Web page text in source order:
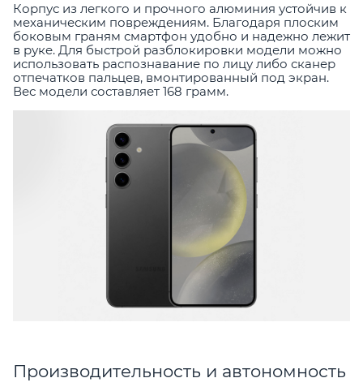
Корпус из легкого и прочного алюминия устойчив к
механическим повреждениям. Благодаря плоским
боковым граням смартфон удобно и надежно лежит
в руке. Для быстрой разблокировки модели можно
использовать распознавание по лицу либо сканер
отпечатков пальцев, вмонтированный под экран.
Вес модели составляет 168 грамм.
Производительность и автономность